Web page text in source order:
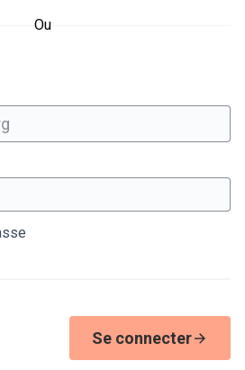
Ou
obligatoire
Se connecter